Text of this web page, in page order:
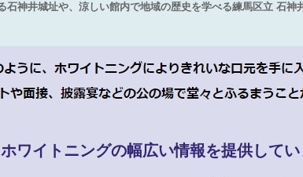
石神井城址や、涼しい館内で地域の歴史を学べる練馬区立 石神
ホワイトニングの幅広い情報を提供して